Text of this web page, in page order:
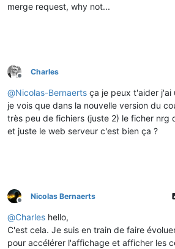
merge request, why not...
Offline
Charles
@Nicolas-Bernaerts ça je peux t'aider j'ai
je vois que dans la nouvelle version du
très peu de fichiers (juste 2) le ficher nrg
et juste le web serveur c'est bien ça ?
Offline
Nicolas Bernaerts
@Charles hello,
C'est cela. Je suis en train de faire
pour accélérer l'affichage et afficher les